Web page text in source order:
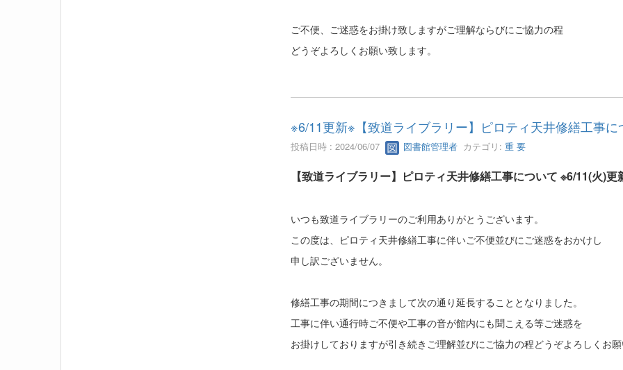
ご不便、ご迷惑をお掛け致しますがご理解ならびにご協力の程
どうぞよろしくお願い致します。
※6/11更新※【致道ライブラリー】ピロティ天井修繕工事に
投稿日時 : 2024/06/07 図書館管理者カテゴリ: 重 要
【致道ライブラリー】ピロティ天井修繕工事について ※6/11(火)更
いつも致道ライブラリーのご利用ありがとうございます。
この度は、ピロティ天井修繕工事に伴いご不便並びにご迷惑をおかけし
申し訳ございません。
修繕工事の期間につきまして次の通り延長することとなりました。
工事に伴い通行時ご不便や工事の音が館内にも聞こえる等ご迷惑を
お掛けしておりますが引き続きご理解並びにご協力の程どうぞよろしくお願